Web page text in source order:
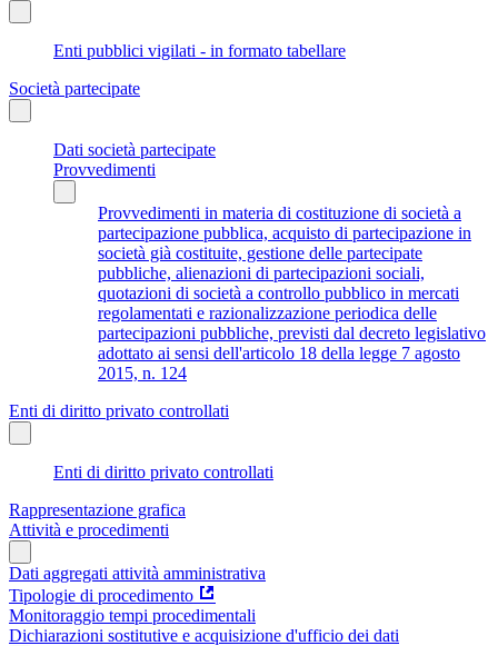
Enti pubblici vigilati - in formato tabellare
Società partecipate
Dati società partecipate
Provvedimenti
Provvedimenti in materia di costituzione di società a
partecipazione pubblica, acquisto di partecipazione in
società già costituite, gestione delle partecipate
pubbliche, alienazioni di partecipazioni sociali,
quotazioni di società a controllo pubblico in mercati
regolamentati e razionalizzazione periodica delle
partecipazioni pubbliche, previsti dal decreto legislativo
adottato ai sensi dell'articolo 18 della legge 7 agosto
2015, n. 124
Enti di diritto privato controllati
Enti di diritto privato controllati
Rappresentazione grafica
Attività e procedimenti
Dati aggregati attività amministrativa
Tipologie di procedimento
Monitoraggio tempi procedimentali
Dichiarazioni sostitutive e acquisizione d'ufficio dei dati